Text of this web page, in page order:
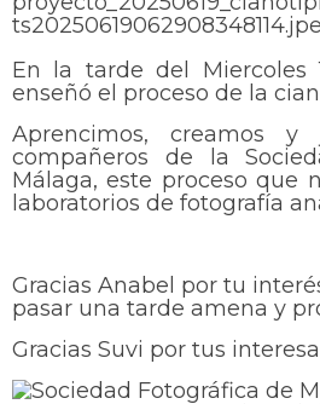
En la tarde del Miercoles
enseñó el proceso de la
Aprencimos, creamos
compañeros de la
Málaga, este proceso que
laboratorios de fotografía
Gracias Anabel por tu
pasar una tarde amena y
Gracias Suvi por tus